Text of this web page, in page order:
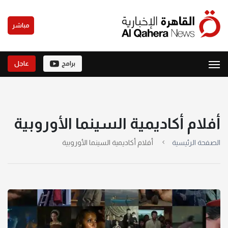
مباشر
برامج عاجل
أفلام أكاديمية السينما الأوروبية
الصفحة الرئيسية أفلام أكاديمية السينما الأوروبية